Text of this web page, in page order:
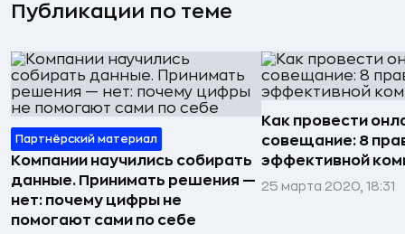
Публикации по теме
Партнёрский материал
Компании научились собирать
данные. Принимать решения —
нет: почему цифры не
помогают сами по себе
Как провести
совещание: 8
эффективной
25 марта 2020, 18:31